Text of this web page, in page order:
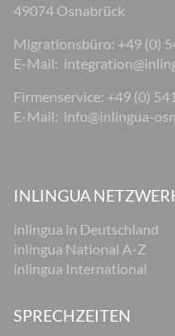
49074 Osnabrück
Migrationsbüro: +49 (0)
E-Mail:
Firmenservice: +49 (0)
E-Mail: info@inlingua-
INLINGUA
inlingua in Deutschland
inlingua National A-Z
inlingua International
SPRECHZEITEN